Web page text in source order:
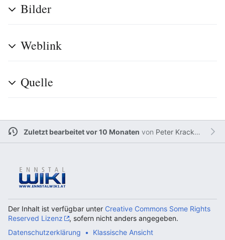
Bilder
Weblink
Quelle
Zuletzt bearbeitet vor 10 Monaten von Peter Krackowizer
Der Inhalt ist verfügbar unter Creative Commons Some Rights
Reserved Lizenz
, sofern nicht anders angegeben.
Datenschutzerklärung
Klassische Ansicht